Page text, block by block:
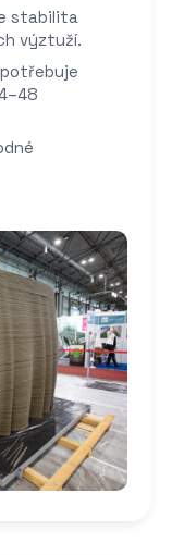
stabilita
výztuží.